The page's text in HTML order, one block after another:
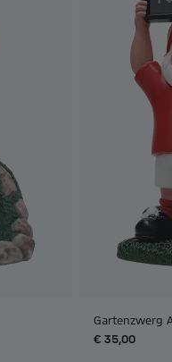
Gartenzwerg
€ 35,00